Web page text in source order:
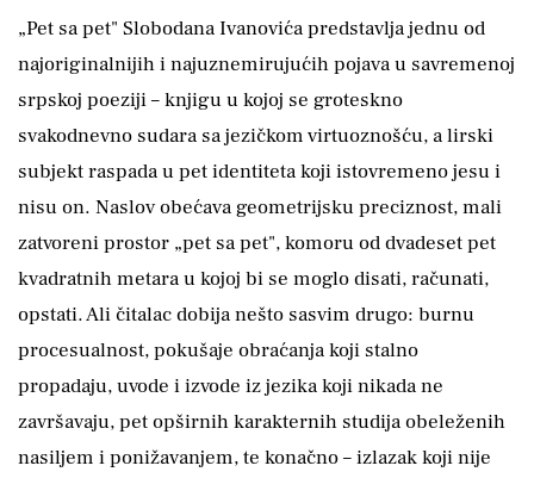
„Pet sa pet" Slobodana Ivanovića predstavlja jednu od
najoriginalnijih i najuznemirujućih pojava u savremenoj
srpskoj poeziji – knjigu u kojoj se groteskno
svakodnevno sudara sa jezičkom virtuoznošću, a lirski
subjekt raspada u pet identiteta koji istovremeno jesu i
nisu on. Naslov obećava geometrijsku preciznost, mali
zatvoreni prostor „pet sa pet", komoru od dvadeset pet
kvadratnih metara u kojoj bi se moglo disati, računati,
opstati. Ali čitalac dobija nešto sasvim drugo: burnu
procesualnost, pokušaje obraćanja koji stalno
propadaju, uvode i izvode iz jezika koji nikada ne
završavaju, pet opširnih karakternih studija obeleženih
nasiljem i ponižavanjem, te konačno – izlazak koji nije